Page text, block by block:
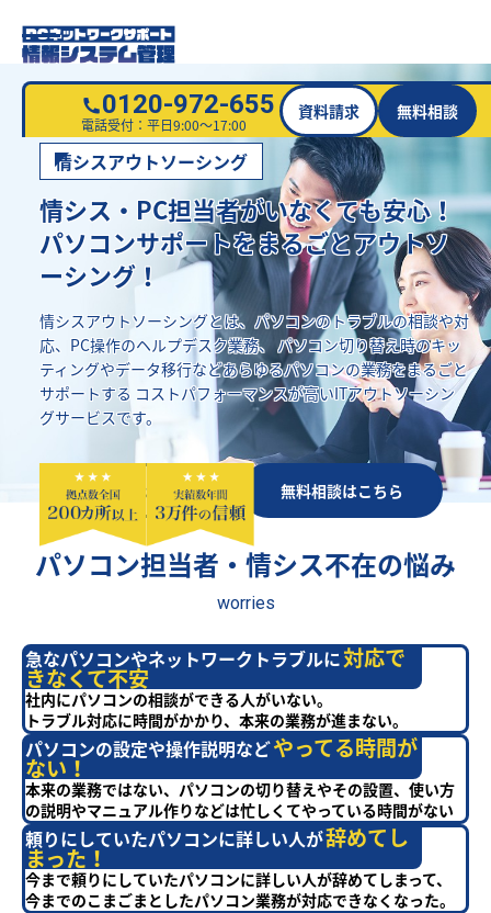
0120-972-655
電話受付：平日9:00～17:00
資料請求 無料相談
情シスアウトソーシング
情シス・PC担当者がいなくても安心！
パソコンサポートをまるごとアウトソ
ーシング！
情シスアウトソーシングとは、パソコンのトラブルの相談や対
応、PC操作のヘルプデスク業務、 パソコン切り替え時のキッ
ティングやデータ移行などあらゆるパソコンの業務をまるごと
サポートする コストパフォーマンスが高いITアウトソーシン
グサービスです。
資料請求はこちら 無料相談はこちら
パソコン担当者・情シス不在の悩み
worries
急なパソコンやネットワークトラブルに対応で
きなくて不安
社内にパソコンの相談ができる人がいない。
トラブル対応に時間がかかり、本来の業務が進まない。
パソコンの設定や操作説明などやってる時間が
ない！
本来の業務ではない、パソコンの切り替えやその設置、使い方
の説明やマニュアル作りなどは忙しくてやっている時間がない
頼りにしていたパソコンに詳しい人が辞めてし
まった！
今まで頼りにしていたパソコンに詳しい人が辞めてしまって、
今までのこまごまとしたパソコン業務が対応できなくなった。